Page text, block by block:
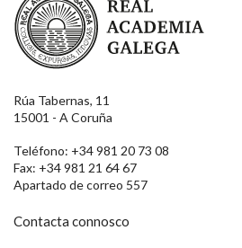
Rúa Tabernas, 11
15001 - A Coruña
Teléfono: +34 981 20 73 08
Fax: +34 981 21 64 67
Apartado de correo 557
Contacta connosco